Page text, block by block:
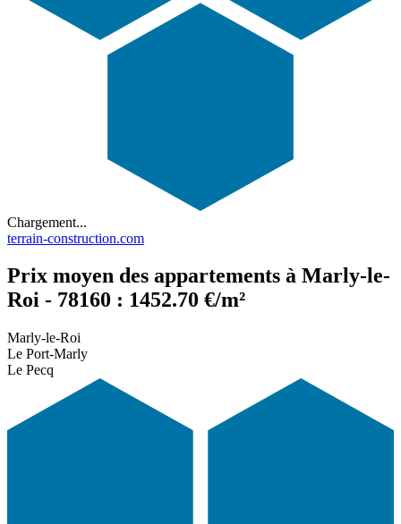
Chargement...
terrain-construction.com
Prix moyen des appartements à Marly-le-
Roi - 78160 : 1452.70 €/m²
Marly-le-Roi
Le Port-Marly
Le Pecq